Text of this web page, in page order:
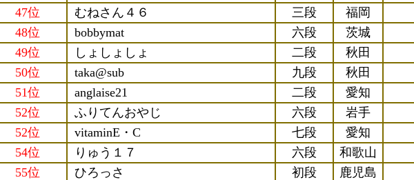
47位
むねさん４６ 三段 福岡
48位
bobbymat 六段 茨城
49位
しょしょしょ 二段 秋田
50位
taka@sub 九段 秋田
51位
anglaise21 二段 愛知
52位
ふりてんおやじ 六段 岩手
52位
vitaminE・C 七段 愛知
54位
りゅう１７ 六段 和歌山
55位
ひろっさ 初段 鹿児島